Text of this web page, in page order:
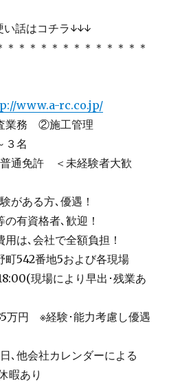
話はコチラ↓↓↓
＊＊＊＊＊＊＊＊＊＊＊＊＊
www.a-rc.co.jp/
業務 ②施工管理
３名
普通免許 ＜未経験者大歓
がある方､優遇！
有資格者､歓迎！
は､会社で全額負担！
町542番地5および各現場
現場により早出･残業あ
万円 ※経験･能力考慮し優遇
､他会社カレンダーによる
暇あり